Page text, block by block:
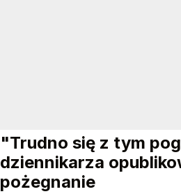
"Trudno się z tym
dziennikarza
pożegnanie